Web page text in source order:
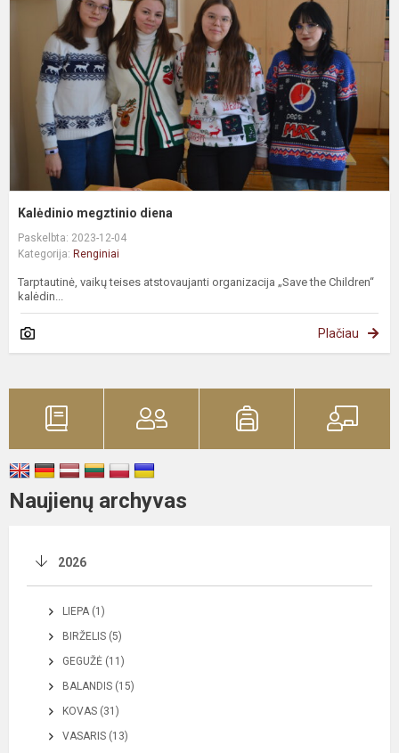
Kalėdinio megztinio diena
Paskelbta: 2023-12-04
Kategorija: Renginiai
Tarptautinė, vaikų teises atstovaujanti organizacija „Save the Children“
kalėdin...
Plačiau
Naujienų archyvas
2026
LIEPA (1)
BIRŽELIS (5)
GEGUŽĖ (11)
BALANDIS (15)
KOVAS (31)
VASARIS (13)